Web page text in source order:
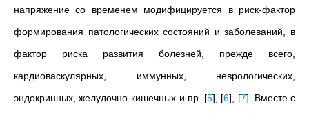
напряжение со временем модифицируется в риск-фактор
формирования патологических состояний и заболеваний, в
фактор риска развития болезней, прежде всего,
кардиоваскулярных, иммунных, неврологических,
эндокринных, желудочно-кишечных и пр. [5] [6] [7] . Вместе с